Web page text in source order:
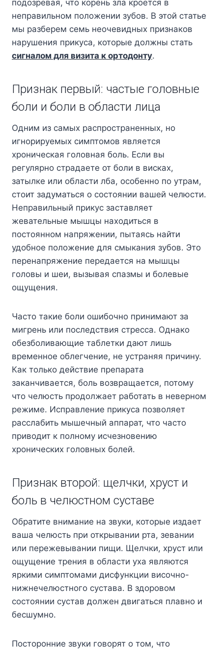
подозревая, что корень зла кроется в
неправильном положении зубов. В этой статье
мы разберем семь неочевидных признаков
нарушения прикуса, которые должны стать
сигналом для визита к ортодонту.
Признак первый: частые головные
боли и боли в области лица
Одним из самых распространенных, но
игнорируемых симптомов является
хроническая головная боль. Если вы
регулярно страдаете от боли в висках,
затылке или области лба, особенно по утрам,
стоит задуматься о состоянии вашей челюсти.
Неправильный прикус заставляет
жевательные мышцы находиться в
постоянном напряжении, пытаясь найти
удобное положение для смыкания зубов. Это
перенапряжение передается на мышцы
головы и шеи, вызывая спазмы и болевые
ощущения.
Часто такие боли ошибочно принимают за
мигрень или последствия стресса. Однако
обезболивающие таблетки дают лишь
временное облегчение, не устраняя причину.
Как только действие препарата
заканчивается, боль возвращается, потому
что челюсть продолжает работать в неверном
режиме. Исправление прикуса позволяет
расслабить мышечный аппарат, что часто
приводит к полному исчезновению
хронических головных болей.
Признак второй: щелчки, хруст и
боль в челюстном суставе
Обратите внимание на звуки, которые издает
ваша челюсть при открывании рта, зевании
или пережевывании пищи. Щелчки, хруст или
ощущение трения в области уха являются
яркими симптомами дисфункции височно-
нижнечелюстного сустава. В здоровом
состоянии сустав должен двигаться плавно и
бесшумно.
Посторонние звуки говорят о том, что